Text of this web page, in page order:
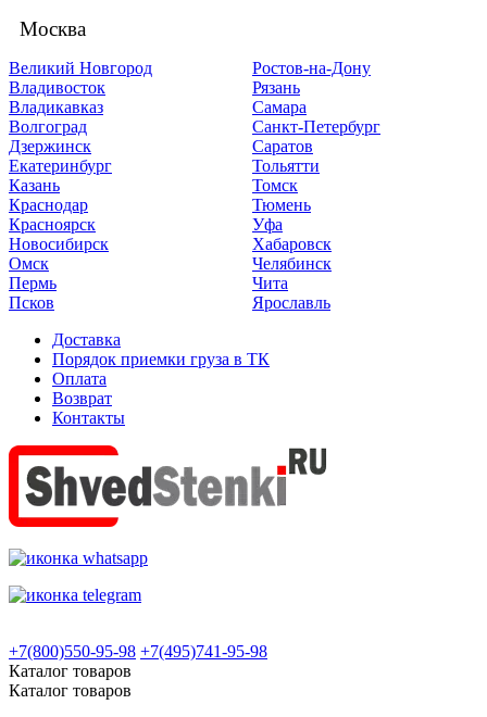
Москва
Великий Новгород
Владивосток
Владикавказ
Волгоград
Дзержинск
Екатеринбург
Казань
Краснодар
Красноярск
Новосибирск
Омск
Пермь
Псков
Ростов-на-Дону
Рязань
Самара
Санкт-Петербург
Саратов
Тольятти
Томск
Тюмень
Уфа
Хабаровск
Челябинск
Чита
Ярославль
Доставка
Порядок приемки груза в ТК
Оплата
Возврат
Контакты
+7(800)550-95-98 +7(495)741-95-98
Каталог товаров
Каталог товаров